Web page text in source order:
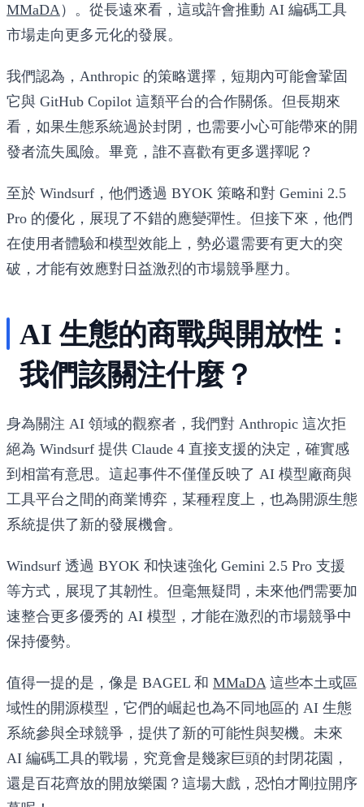
MMaDA ）。從長遠來看，這或許會推動 AI 編碼工具
市場走向更多元化的發展。
我們認為，Anthropic 的策略選擇，短期內可能會鞏固
它與 GitHub Copilot 這類平台的合作關係。但長期來
看，如果生態系統過於封閉，也需要小心可能帶來的開
發者流失風險。畢竟，誰不喜歡有更多選擇呢？
至於 Windsurf，他們透過 BYOK 策略和對 Gemini 2.5
Pro 的優化，展現了不錯的應變彈性。但接下來，他們
在使用者體驗和模型效能上，勢必還需要有更大的突
破，才能有效應對日益激烈的市場競爭壓力。
AI 生態的商戰與開放性：
我們該關注什麼？
身為關注 AI 領域的觀察者，我們對 Anthropic 這次拒
絕為 Windsurf 提供 Claude 4 直接支援的決定，確實感
到相當有意思。這起事件不僅僅反映了 AI 模型廠商與
工具平台之間的商業博弈，某種程度上，也為開源生態
系統提供了新的發展機會。
Windsurf 透過 BYOK 和快速強化 Gemini 2.5 Pro 支援
等方式，展現了其韌性。但毫無疑問，未來他們需要加
速整合更多優秀的 AI 模型，才能在激烈的市場競爭中
保持優勢。
值得一提的是，像是 BAGEL 和 MMaDA 這些本土或區
域性的開源模型，它們的崛起也為不同地區的 AI 生態
系統參與全球競爭，提供了新的可能性與契機。未來
AI 編碼工具的戰場，究竟會是幾家巨頭的封閉花園，
還是百花齊放的開放樂園？這場大戲，恐怕才剛拉開序